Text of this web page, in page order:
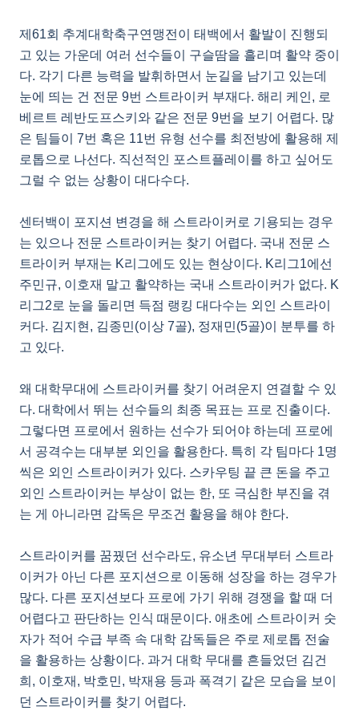
제61회 추계대학축구연맹전이 태백에서 활발이 진행되
고 있는 가운데 여러 선수들이 구슬땀을 흘리며 활약 중이
다. 각기 다른 능력을 발휘하면서 눈길을 남기고 있는데
눈에 띄는 건 전문 9번 스트라이커 부재다. 해리 케인, 로
베르트 레반도프스키와 같은 전문 9번을 보기 어렵다. 많
은 팀들이 7번 혹은 11번 유형 선수를 최전방에 활용해 제
로톱으로 나선다. 직선적인 포스트플레이를 하고 싶어도
그럴 수 없는 상황이 대다수다.
센터백이 포지션 변경을 해 스트라이커로 기용되는 경우
는 있으나 전문 스트라이커는 찾기 어렵다. 국내 전문 스
트라이커 부재는 K리그에도 있는 현상이다. K리그1에선
주민규, 이호재 말고 활약하는 국내 스트라이커가 없다. K
리그2로 눈을 돌리면 득점 랭킹 대다수는 외인 스트라이
커다. 김지현, 김종민(이상 7골), 정재민(5골)이 분투를 하
고 있다.
왜 대학무대에 스트라이커를 찾기 어려운지 연결할 수 있
다. 대학에서 뛰는 선수들의 최종 목표는 프로 진출이다.
그렇다면 프로에서 원하는 선수가 되어야 하는데 프로에
서 공격수는 대부분 외인을 활용한다. 특히 각 팀마다 1명
씩은 외인 스트라이커가 있다. 스카우팅 끝 큰 돈을 주고
외인 스트라이커는 부상이 없는 한, 또 극심한 부진을 겪
는 게 아니라면 감독은 무조건 활용을 해야 한다.
스트라이커를 꿈꿨던 선수라도, 유소년 무대부터 스트라
이커가 아닌 다른 포지션으로 이동해 성장을 하는 경우가
많다. 다른 포지션보다 프로에 가기 위해 경쟁을 할 때 더
어렵다고 판단하는 인식 때문이다. 애초에 스트라이커 숫
자가 적어 수급 부족 속 대학 감독들은 주로 제로톱 전술
을 활용하는 상황이다. 과거 대학 무대를 흔들었던 김건
희, 이호재, 박호민, 박재용 등과 폭격기 같은 모습을 보이
던 스트라이커를 찾기 어렵다.